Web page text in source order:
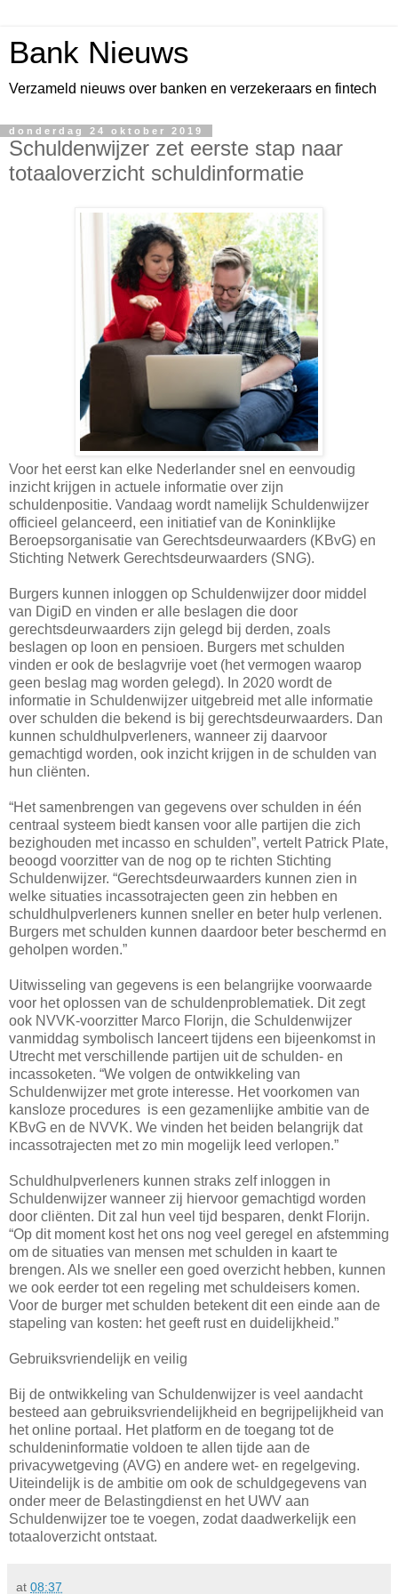
Bank Nieuws
Verzameld nieuws over banken en verzekeraars en fintech
donderdag 24 oktober 2019
Schuldenwijzer zet eerste stap naar
totaaloverzicht schuldinformatie
Voor het eerst kan elke Nederlander snel en eenvoudig
inzicht krijgen in actuele informatie over zijn
schuldenpositie. Vandaag wordt namelijk Schuldenwijzer
officieel gelanceerd, een initiatief van de Koninklijke
Beroepsorganisatie van Gerechtsdeurwaarders (KBvG) en
Stichting Netwerk Gerechtsdeurwaarders (SNG).
Burgers kunnen inloggen op Schuldenwijzer door middel
van DigiD en vinden er alle beslagen die door
gerechtsdeurwaarders zijn gelegd bij derden, zoals
beslagen op loon en pensioen. Burgers met schulden
vinden er ook de beslagvrije voet (het vermogen waarop
geen beslag mag worden gelegd). In 2020 wordt de
informatie in Schuldenwijzer uitgebreid met alle informatie
over schulden die bekend is bij gerechtsdeurwaarders. Dan
kunnen schuldhulpverleners, wanneer zij daarvoor
gemachtigd worden, ook inzicht krijgen in de schulden van
hun cliënten.
“Het samenbrengen van gegevens over schulden in één
centraal systeem biedt kansen voor alle partijen die zich
bezighouden met incasso en schulden”, vertelt Patrick Plate,
beoogd voorzitter van de nog op te richten Stichting
Schuldenwijzer. “Gerechtsdeurwaarders kunnen zien in
welke situaties incassotrajecten geen zin hebben en
schuldhulpverleners kunnen sneller en beter hulp verlenen.
Burgers met schulden kunnen daardoor beter beschermd en
geholpen worden.”
Uitwisseling van gegevens is een belangrijke voorwaarde
voor het oplossen van de schuldenproblematiek. Dit zegt
ook NVVK-voorzitter Marco Florijn, die Schuldenwijzer
vanmiddag symbolisch lanceert tijdens een bijeenkomst in
Utrecht met verschillende partijen uit de schulden- en
incassoketen. “We volgen de ontwikkeling van
Schuldenwijzer met grote interesse. Het voorkomen van
kansloze procedures is een gezamenlijke ambitie van de
KBvG en de NVVK. We vinden het beiden belangrijk dat
incassotrajecten met zo min mogelijk leed verlopen.”
Schuldhulpverleners kunnen straks zelf inloggen in
Schuldenwijzer wanneer zij hiervoor gemachtigd worden
door cliënten. Dit zal hun veel tijd besparen, denkt Florijn.
“Op dit moment kost het ons nog veel geregel en afstemming
om de situaties van mensen met schulden in kaart te
brengen. Als we sneller een goed overzicht hebben, kunnen
we ook eerder tot een regeling met schuldeisers komen.
Voor de burger met schulden betekent dit een einde aan de
stapeling van kosten: het geeft rust en duidelijkheid.”
Gebruiksvriendelijk en veilig
Bij de ontwikkeling van Schuldenwijzer is veel aandacht
besteed aan gebruiksvriendelijkheid en begrijpelijkheid van
het online portaal. Het platform en de toegang tot de
schuldeninformatie voldoen te allen tijde aan de
privacywetgeving (AVG) en andere wet- en regelgeving.
Uiteindelijk is de ambitie om ook de schuldgegevens van
onder meer de Belastingdienst en het UWV aan
Schuldenwijzer toe te voegen, zodat daadwerkelijk een
totaaloverzicht ontstaat.
at 08:37